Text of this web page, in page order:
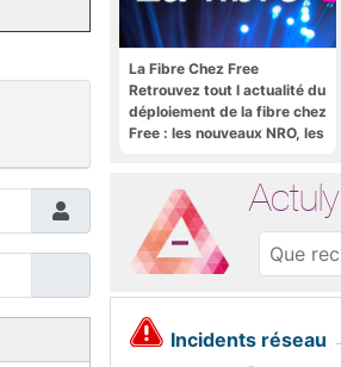
La Fibre Chez Free
Retrouvez tout l actualité du
déploiement de la fibre chez
Free : les nouveaux NRO, les
Actuly
Incidents réseau